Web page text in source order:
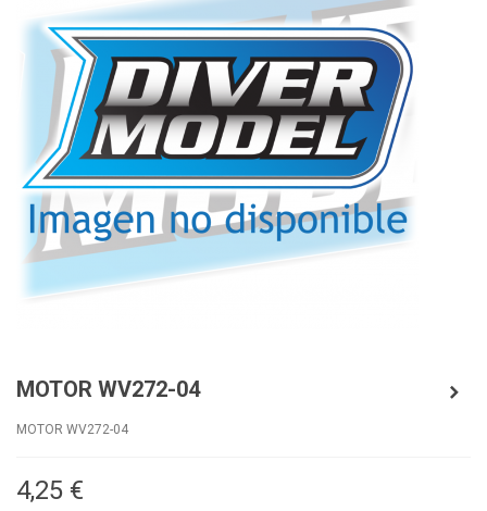
MOTOR WV272-04
MOTOR WV272-04
4,25 €